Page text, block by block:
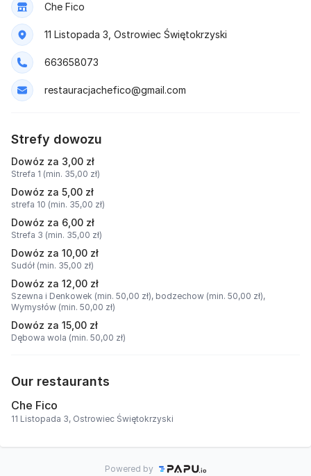
Che Fico
11 Listopada 3, Ostrowiec Świętokrzyski
663658073
restauracjachefico@gmail.com
Strefy dowozu
Dowóz za 3,00 zł
Strefa 1 (min. 35,00 zł)
Dowóz za 5,00 zł
strefa 10 (min. 35,00 zł)
Dowóz za 6,00 zł
Strefa 3 (min. 35,00 zł)
Dowóz za 10,00 zł
Sudół (min. 35,00 zł)
Dowóz za 12,00 zł
Szewna i Denkowek (min. 50,00 zł), bodzechow (min. 50,00 zł),
Wymysłów (min. 50,00 zł)
Dowóz za 15,00 zł
Dębowa wola (min. 50,00 zł)
Our restaurants
Che Fico
11 Listopada 3, Ostrowiec Świętokrzyski
Powered by